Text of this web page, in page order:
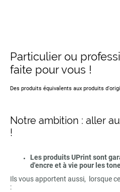
Particulier ou
faite pour vous !
Des produits équivalents aux produits
Notre ambition : aller
!
Les produits UPrint sont
d'encre et à vie pour les
Ils vous apportent aussi, lorsque
: